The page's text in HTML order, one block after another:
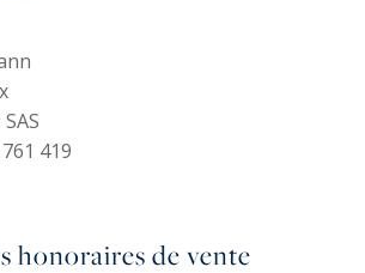
SAS
419
honoraires de vente